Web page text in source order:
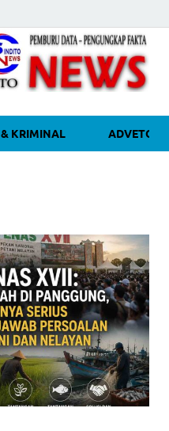
Media Independen Faktual dan
Terpercaya
KRIMINAL